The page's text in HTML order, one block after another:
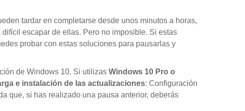
tardar en completarse desde unos minutos a horas,
difícil escapar de ellas. Pero no imposible. Si estas
probar con estas soluciones para pausarlas y
de Windows 10. Si utilizas Windows 10 Pro o
e instalación de las actualizaciones: Configuración
que, si has realizado una pausa anterior, deberás